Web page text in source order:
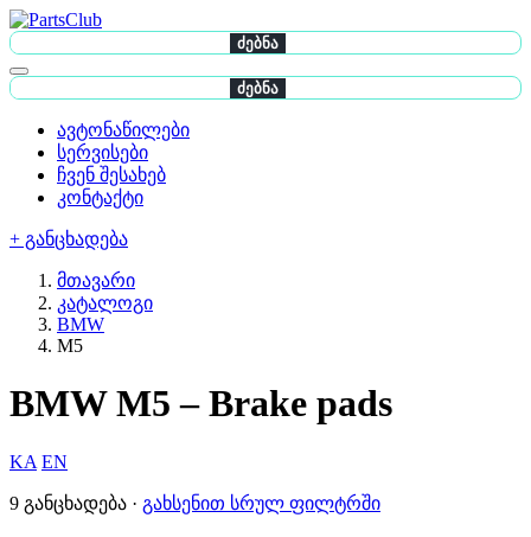
ძებნა
ძებნა
ავტონაწილები
სერვისები
ჩვენ შესახებ
კონტაქტი
+ განცხადება
მთავარი
კატალოგი
BMW
M5
BMW M5 – Brake pads
KA EN
9 განცხადება · გახსენით სრულ ფილტრში